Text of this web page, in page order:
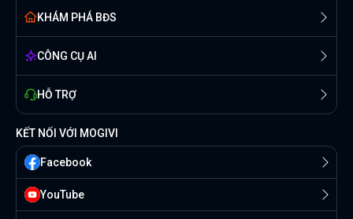
KHÁM PHÁ BĐS
CÔNG CỤ AI
HỖ TRỢ
KẾT NỐI VỚI MOGIVI
Facebook
YouTube